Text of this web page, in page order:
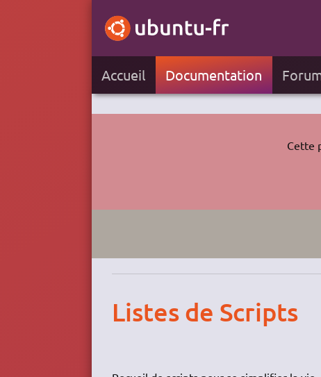
Accueil Documentation
Cette
Listes de Scripts